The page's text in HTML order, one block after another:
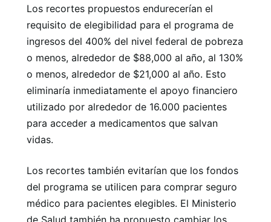
Los recortes propuestos endurecerían el
requisito de elegibilidad para el programa de
ingresos del 400% del nivel federal de pobreza
o menos, alrededor de $88,000 al año, al 130%
o menos, alrededor de $21,000 al año. Esto
eliminaría inmediatamente el apoyo financiero
utilizado por alrededor de 16.000 pacientes
para acceder a medicamentos que salvan
vidas.
Los recortes también evitarían que los fondos
del programa se utilicen para comprar seguro
médico para pacientes elegibles. El Ministerio
de Salud también ha propuesto cambiar los